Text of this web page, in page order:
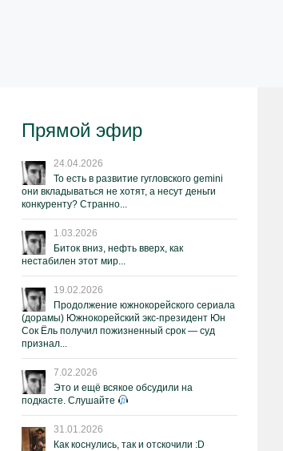
Прямой эфир
24.04.2026
То есть в развитие гугловского gemini
они вкладываться не хотят, а несут деньги
конкуренту? Странно...
1.03.2026
Биток вниз, нефть вверх, как
нестабилен этот мир...
19.02.2026
Продолжение южнокорейского сериала
(дорамы) Южнокорейский экс-президент Юн
Сок Ёль получил пожизненный срок — суд
признал...
7.02.2026
Это и ещё всякое обсудили на
подкасте. Слушайте
31.01.2026
Как коснулись, так и отскочили :D